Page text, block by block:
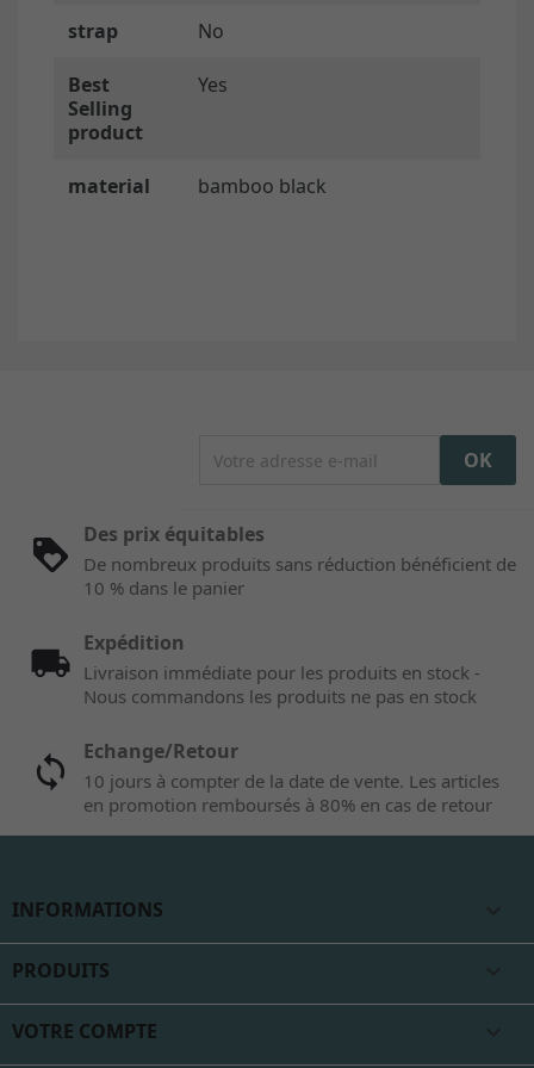
strap No
Best
Selling
product
Yes
material bamboo black
Des prix équitables
De nombreux produits sans réduction bénéficient de
10 % dans le panier
Expédition
Livraison immédiate pour les produits en stock -
Nous commandons les produits ne pas en stock
Echange/Retour
10 jours à compter de la date de vente. Les articles
en promotion remboursés à 80% en cas de retour
INFORMATIONS
PRODUITS
VOTRE COMPTE